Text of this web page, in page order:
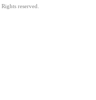
reserved.